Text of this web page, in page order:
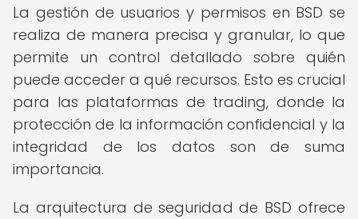
La gestión de usuarios y permisos en BSD se
realiza de manera precisa y granular, lo que
permite un control detallado sobre quién
puede acceder a qué recursos. Esto es crucial
para las plataformas de trading, donde la
protección de la información confidencial y la
integridad de los datos son de suma
importancia.
La arquitectura de seguridad de BSD ofrece